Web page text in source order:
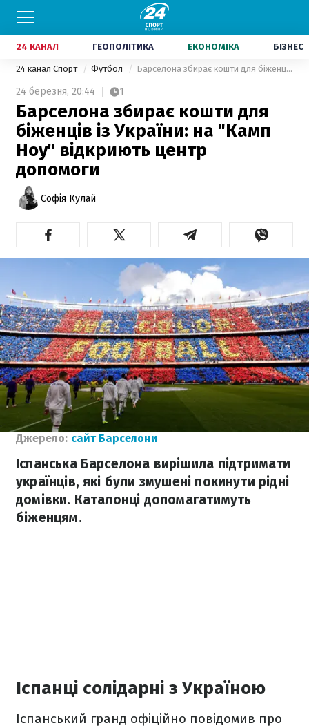
24 КАНАЛ ГЕОПОЛІТИКА ЕКОНОМІКА БІЗНЕС
24 канал Спорт Футбол Барселона збирає кошти для біженців із України: на "Камп Ноу" відкриють центр допомоги
24 березня, 20:44 1
Барселона збирає кошти для
біженців із України: на "Камп
Ноу" відкриють центр
допомоги
Софія Кулай
Джерело: сайт Барселони
Іспанська Барселона вирішила підтримати
українців, які були змушені покинути рідні
домівки. Каталонці допомагатимуть
біженцям.
Іспанці солідарні з Україною
Іспанський гранд офіційно повідомив про